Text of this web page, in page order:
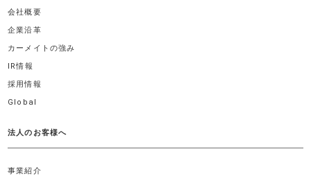
会社概要
企業沿革
カーメイトの強み
IR情報
採用情報
Global
法人のお客様へ
事業紹介